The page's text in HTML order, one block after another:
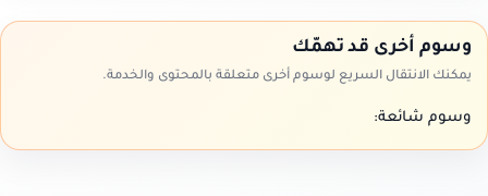
وسوم أخرى قد تهمّك
يمكنك الانتقال السريع لوسوم أخرى متعلقة بالمحتوى والخدمة.
وسوم شائعة: